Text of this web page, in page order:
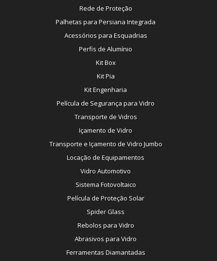
Rede de Proteção
Palhetas para Persiana Integrada
Acessórios para Esquadrias
Perfis de Alumínio
Kit Box
Kit Pia
Kit Engenharia
Película de Segurança para Vidro
Transporte de Vidros
Içamento de Vidro
Transporte e Içamento de Vidro Jumbo
Locação de Equipamentos
Vidro Automotivo
Sistema Fotovoltaico
Película de Proteção Solar
Spider Glass
Rebolos para Vidro
Abrasivos para Vidro
Ferramentas Diamantadas